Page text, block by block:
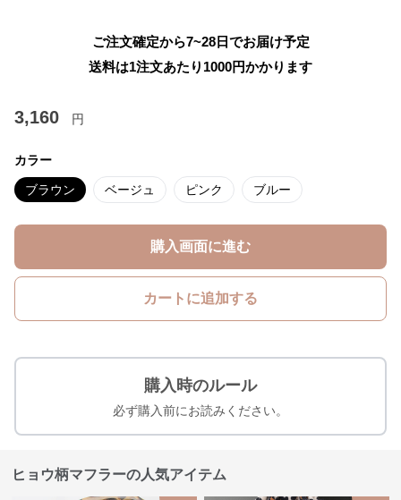
ご注文確定から7~28日でお届け予定
送料は1注文あたり 1000円かかります
3,160 円
カラー
ブラウン ベージュ ピンク ブルー
購入画面に進む
カートに追加する
購入時のルール
必ず購入前にお読みください。
ヒョウ柄マフラーの人気アイテム